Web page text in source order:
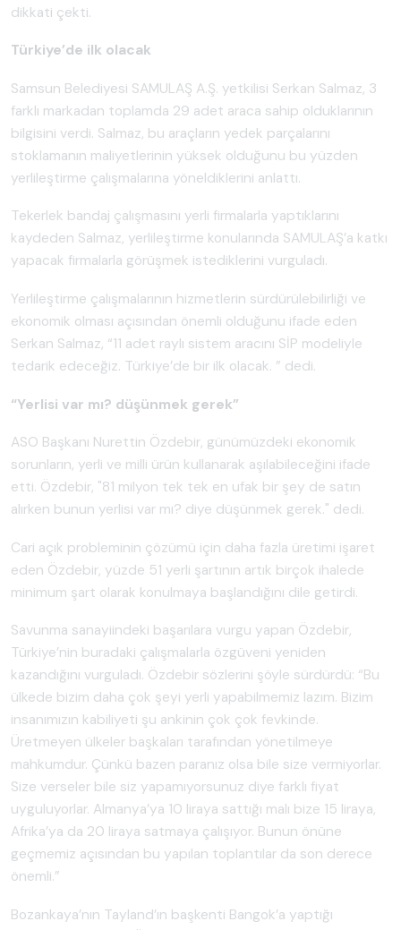
dikkati çekti.
Türkiye’de ilk olacak
Samsun Belediyesi SAMULAŞ A.Ş. yetkilisi Serkan Salmaz, 3
farklı markadan toplamda 29 adet araca sahip olduklarının
bilgisini verdi. Salmaz, bu araçların yedek parçalarını
stoklamanın maliyetlerinin yüksek olduğunu bu yüzden
yerlileştirme çalışmalarına yöneldiklerini anlattı.
Tekerlek bandaj çalışmasını yerli firmalarla yaptıklarını
kaydeden Salmaz, yerlileştirme konularında SAMULAŞ’a katkı
yapacak firmalarla görüşmek istediklerini vurguladı.
Yerlileştirme çalışmalarının hizmetlerin sürdürülebilirliği ve
ekonomik olması açısından önemli olduğunu ifade eden
Serkan Salmaz, “11 adet raylı sistem aracını SİP modeliyle
tedarik edeceğiz. Türkiye’de bir ilk olacak. ” dedi.
“Yerlisi var mı? düşünmek gerek”
ASO Başkanı Nurettin Özdebir, günümüzdeki ekonomik
sorunların, yerli ve milli ürün kullanarak aşılabileceğini ifade
etti. Özdebir, "81 milyon tek tek en ufak bir şey de satın
alırken bunun yerlisi var mı? diye düşünmek gerek." dedi.
Cari açık probleminin çözümü için daha fazla üretimi işaret
eden Özdebir, yüzde 51 yerli şartının artık birçok ihalede
minimum şart olarak konulmaya başlandığını dile getirdi.
Savunma sanayiindeki başarılara vurgu yapan Özdebir,
Türkiye’nin buradaki çalışmalarla özgüveni yeniden
kazandığını vurguladı. Özdebir sözlerini şöyle sürdürdü: “Bu
ülkede bizim daha çok şeyi yerli yapabilmemiz lazım. Bizim
insanımızın kabiliyeti şu ankinin çok çok fevkinde.
Üretmeyen ülkeler başkaları tarafından yönetilmeye
mahkumdur. Çünkü bazen paranız olsa bile size vermiyorlar.
Size verseler bile siz yapamıyorsunuz diye farklı fiyat
uyguluyorlar. Almanya’ya 10 liraya sattığı malı bize 15 liraya,
Afrika’ya da 20 liraya satmaya çalışıyor. Bunun önüne
geçmemiz açısından bu yapılan toplantılar da son derece
önemli.”
Bozankaya’nın Tayland’ın başkenti Bangok’a yaptığı